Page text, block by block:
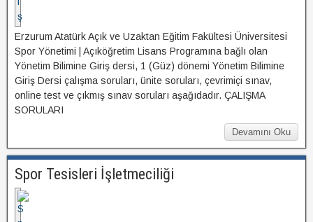
Erzurum Atatürk Açık ve Uzaktan Eğitim Fakültesi Üniversitesi
Spor Yönetimi | Açıköğretim Lisans Programına bağlı olan
Yönetim Bilimine Giriş dersi, 1 (Güz) dönemi Yönetim Bilimine
Giriş Dersi çalışma soruları, ünite soruları, çevrimiçi sınav,
online test ve çıkmış sınav soruları aşağıdadır. ÇALIŞMA
SORULARI
Devamını Oku
Spor Tesisleri İşletmeciliği